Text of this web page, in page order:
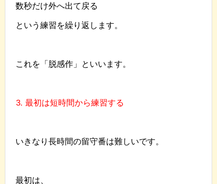
数秒だけ外へ出て戻る
という練習を繰り返します。
これを「脱感作」といいます。
3. 最初は短時間から練習する
いきなり長時間の留守番は難しいです。
最初は、